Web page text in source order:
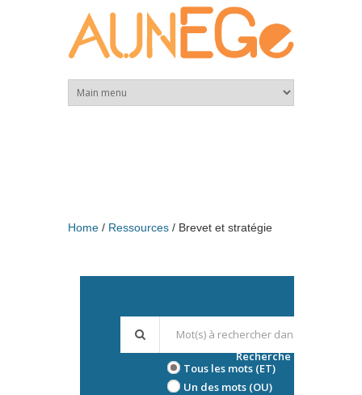
Home Ressources Brevet et stratégie
Tous les mots (ET)
Un des mots (OU)
Recherche avancée